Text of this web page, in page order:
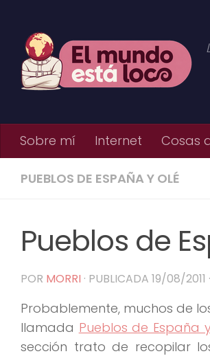
Sobre mí Internet Cosas
PUEBLOS DE ESPAÑA Y OLÉ
Pueblos de
POR MORRI · PUBLICADA 19/08/2011
Probablemente, muchos de
llamada Pueblos de España
sección trato de recopilar